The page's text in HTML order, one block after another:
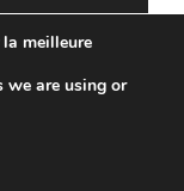
meilleure
we are using or